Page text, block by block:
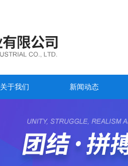
关于我们 新闻动态